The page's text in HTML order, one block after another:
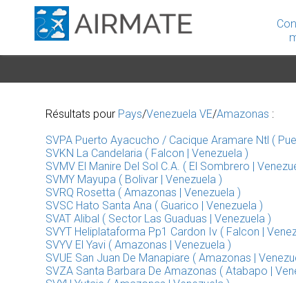
Résultats pour Pays/Venezuela VE/Amazonas :
SVPA Puerto Ayacucho / Cacique Aramare Ntl (
SVKN La Candelaria ( Falcon | Venezuela )
SVMV El Manire Del Sol C.A. ( El Sombrero |
SVMY Mayupa ( Bolivar | Venezuela )
SVRQ Rosetta ( Amazonas | Venezuela )
SVSC Hato Santa Ana ( Guarico | Venezuela )
SVAT Alibal ( Sector Las Guaduas | Venezuela )
SVYT Heliplataforma Pp1 Cardon Iv ( Falcon |
SVYV El Yavi ( Amazonas | Venezuela )
SVUE San Juan De Manapiare ( Amazonas |
SVZA Santa Barbara De Amazonas ( Atabapo |